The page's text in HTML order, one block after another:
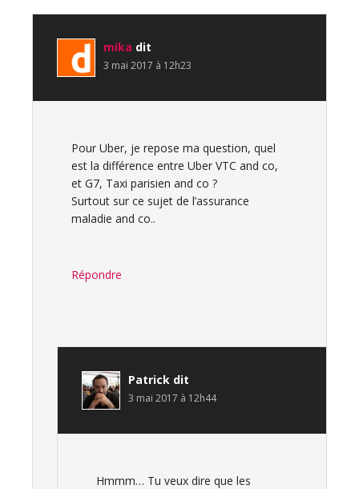
mika dit
3 mai 2017 à 12h23
Pour Uber, je repose ma question, quel
est la différence entre Uber VTC and co,
et G7, Taxi parisien and co ?
Surtout sur ce sujet de l’assurance
maladie and co..
Répondre
Patrick dit
3 mai 2017 à 12h44
Hmmm… Tu veux dire que les